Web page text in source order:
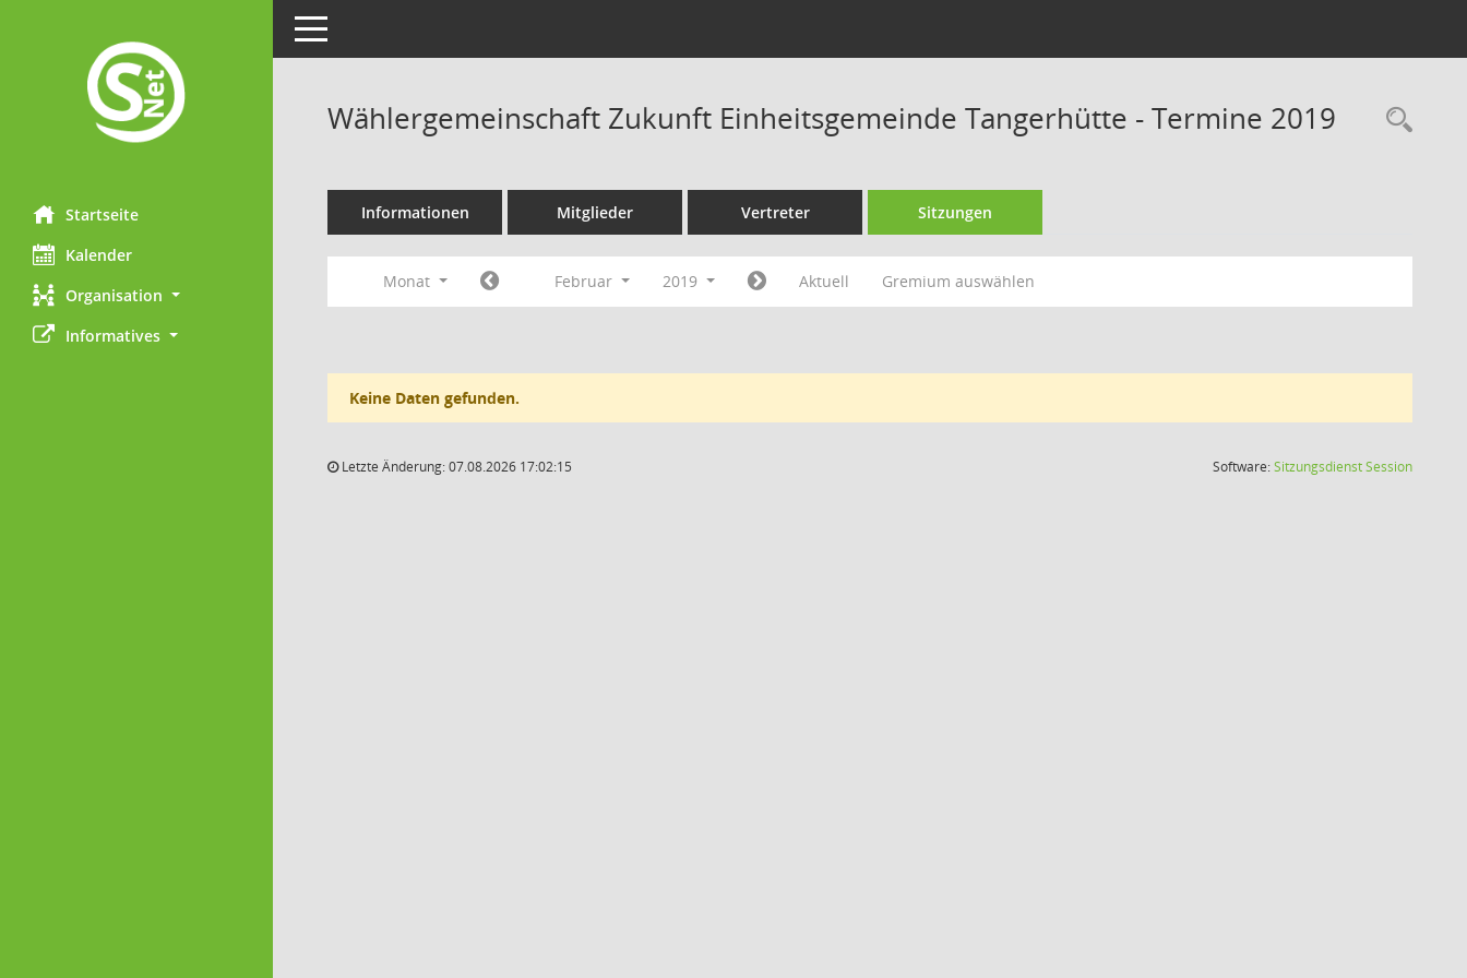
Startseite
Kalender
Organisation
Informatives
Toggle navigation
Wählergemeinschaft Zukunft Einheitsgemeinde Tangerhütte - Termine 2019
Informationen Mitglieder Vertreter Sitzungen
Monat Februar 2019 Aktuell Gremium auswählen
Keine Daten gefunden.
Letzte Änderung: 07.08.2026 17:02:15 Software:SitzungsdienstSession(Wird in